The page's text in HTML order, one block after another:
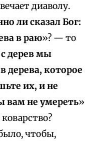
диаволу.
ли сказал Бог:
в раю»? — то
дерев мы
дерева, которое
их, и не
вам не умереть»
чтобы,